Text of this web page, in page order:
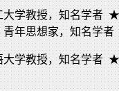
大学教授，知名学者
年思想家，知名学者
大学教授，知名学者